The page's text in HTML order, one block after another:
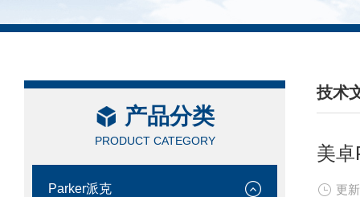
产品分类
PRODUCT CATEGORY
Parker派克
技术
/
美
更